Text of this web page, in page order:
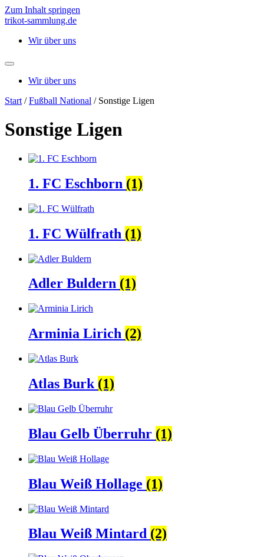
Zum Inhalt springen
trikot-sammlung.de
Wir über uns
Wir über uns
Start /Fußball National / Sonstige Ligen
Sonstige Ligen
1. FC Eschborn (1)
1. FC Wülfrath (1)
Adler Buldern (1)
Arminia Lirich (2)
Atlas Burk (1)
Blau Gelb Überruhr (1)
Blau Weiß Hollage (1)
Blau Weiß Mintard (2)